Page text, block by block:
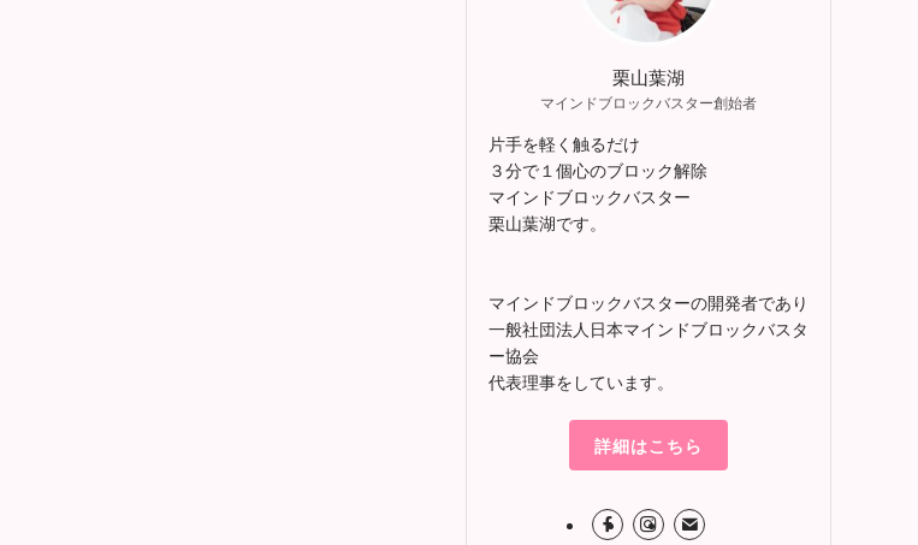
栗山葉湖
マインドブロックバスター創始者
片手を軽く触るだけ
３分で１個心のブロック解除
マインドブロックバスター
栗山葉湖です。
マインドブロックバスターの開発者であり
一般社団法人日本マインドブロックバスタ
ー協会
代表理事をしています。
詳細はこちら